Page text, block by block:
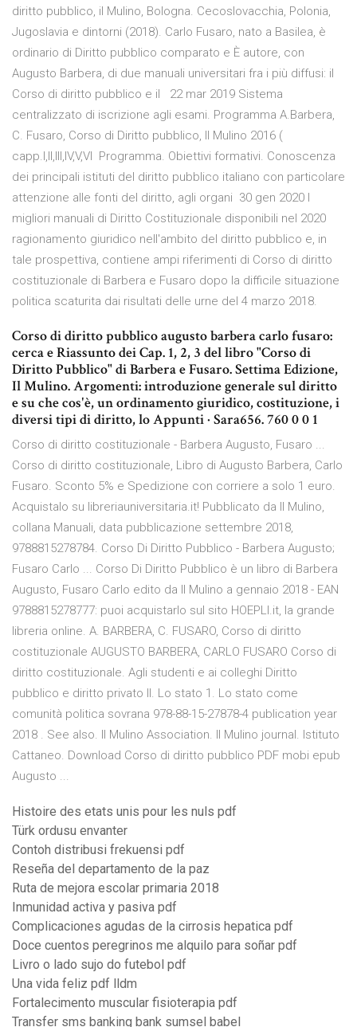
diritto pubblico, il Mulino, Bologna. Cecoslovacchia, Polonia,
Jugoslavia e dintorni (2018). Carlo Fusaro, nato a Basilea, è
ordinario di Diritto pubblico comparato e È autore, con
Augusto Barbera, di due manuali universitari fra i più diffusi: il
Corso di diritto pubblico e il 22 mar 2019 Sistema
centralizzato di iscrizione agli esami. Programma A.Barbera,
C. Fusaro, Corso di Diritto pubblico, Il Mulino 2016 (
capp.I,II,III,IV,V,VI Programma. Obiettivi formativi. Conoscenza
dei principali istituti del diritto pubblico italiano con particolare
attenzione alle fonti del diritto, agli organi 30 gen 2020 I
migliori manuali di Diritto Costituzionale disponibili nel 2020
ragionamento giuridico nell'ambito del diritto pubblico e, in
tale prospettiva, contiene ampi riferimenti di Corso di diritto
costituzionale di Barbera e Fusaro dopo la difficile situazione
politica scaturita dai risultati delle urne del 4 marzo 2018.
Corso di diritto pubblico augusto barbera carlo fusaro:
cerca e Riassunto dei Cap. 1, 2, 3 del libro "Corso di
Diritto Pubblico" di Barbera e Fusaro. Settima Edizione,
Il Mulino. Argomenti: introduzione generale sul diritto
e su che cos'è, un ordinamento giuridico, costituzione, i
diversi tipi di diritto, lo Appunti · Sara656. 760 0 0 1
Corso di diritto costituzionale - Barbera Augusto, Fusaro ...
Corso di diritto costituzionale, Libro di Augusto Barbera, Carlo
Fusaro. Sconto 5% e Spedizione con corriere a solo 1 euro.
Acquistalo su libreriauniversitaria.it! Pubblicato da Il Mulino,
collana Manuali, data pubblicazione settembre 2018,
9788815278784. Corso Di Diritto Pubblico - Barbera Augusto;
Fusaro Carlo ... Corso Di Diritto Pubblico è un libro di Barbera
Augusto, Fusaro Carlo edito da Il Mulino a gennaio 2018 - EAN
9788815278777: puoi acquistarlo sul sito HOEPLI.it, la grande
libreria online. A. BARBERA, C. FUSARO, Corso di diritto
costituzionale AUGUSTO BARBERA, CARLO FUSARO Corso di
diritto costituzionale. Agli studenti e ai colleghi Diritto
pubblico e diritto privato II. Lo stato 1. Lo stato come
comunità politica sovrana 978-88-15-27878-4 publication year
2018 . See also. Il Mulino Association. Il Mulino journal. Istituto
Cattaneo. Download Corso di diritto pubblico PDF mobi epub
Augusto ...
Histoire des etats unis pour les nuls pdf
Türk ordusu envanter
Contoh distribusi frekuensi pdf
Reseña del departamento de la paz
Ruta de mejora escolar primaria 2018
Inmunidad activa y pasiva pdf
Complicaciones agudas de la cirrosis hepatica pdf
Doce cuentos peregrinos me alquilo para soñar pdf
Livro o lado sujo do futebol pdf
Una vida feliz pdf lldm
Fortalecimento muscular fisioterapia pdf
Transfer sms banking bank sumsel babel